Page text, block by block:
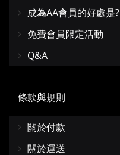
成為AA會員的好處是?
免費會員限定活動
Q&A
條款與規則
關於付款
關於運送